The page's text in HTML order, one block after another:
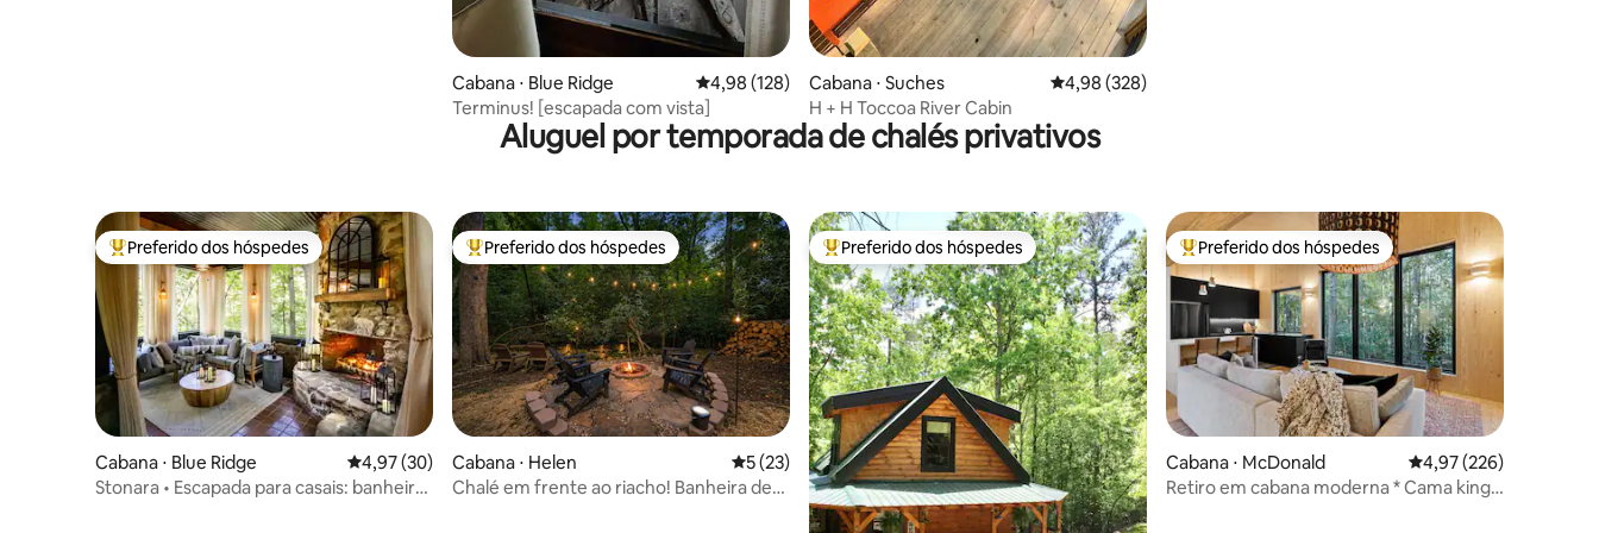
Cabana ⋅ Blue Ridge 4,98 de uma avaliação média de 5, 128 avaliações
4,98 (128)
Terminus! [escapada com vista]
Cabana ⋅ Suches 4,98 de uma avaliação média de 5, 328 avaliações
4,98 (328)
H + H Toccoa River Cabin
Aluguel por temporada de chalés privativos
Entre os melhores preferidos dos hóspedes
Preferido dos hóspedes
Cabana ⋅ Blue Ridge 4,97 de uma avaliação média de 5, 30 avaliações
4,97 (30)
Stonara • Escapada para casais: banheira
Entre os melhores preferidos dos hóspedes
Preferido dos hóspedes
Cabana ⋅ Helen 5 de uma avaliação média de 5, 23 avaliações
5 (23)
Chalé em frente ao riacho! Banheira de
Entre os melhores preferidos dos hóspedes
Preferido dos hóspedes Entre os melhores preferidos dos hóspedes
Preferido dos hóspedes
Cabana ⋅ McDonald 4,97 de uma avaliação
4,97 (226)
Retiro em cabana moderna * Cama king-